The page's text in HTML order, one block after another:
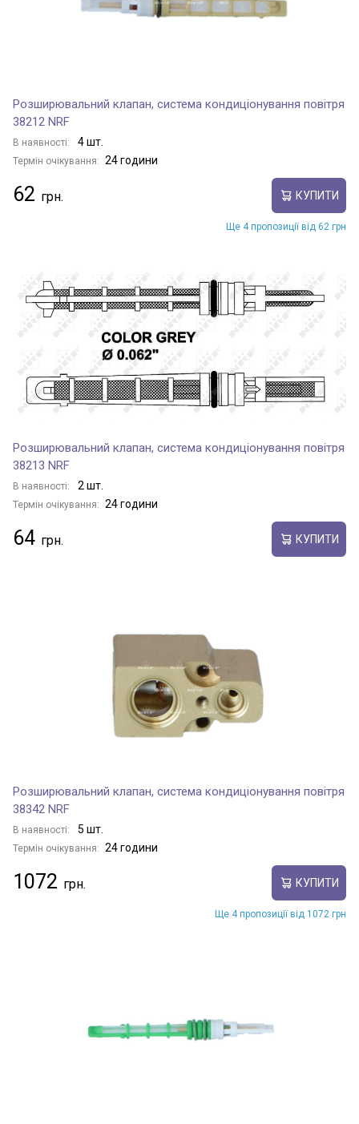
Розширювальний клапан, система кондиціонування повітря
38212 NRF
В наявності: 4 шт.
Термін очікування: 24 години
62 КУПИТИ
Ще 4 пропозиції від 62 грн
Розширювальний клапан, система кондиціонування повітря
38213 NRF
В наявності: 2 шт.
Термін очікування: 24 години
64 КУПИТИ
Розширювальний клапан, система кондиціонування повітря
38342 NRF
В наявності: 5 шт.
Термін очікування: 24 години
1072 КУПИТИ
Ще 4 пропозиції від 1072 грн